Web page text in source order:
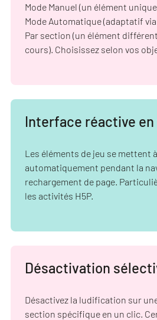
Mode Manuel (un élément
Mode Automatique (adaptatif via
Par section (un élément
cours). Choisissez selon vos
Interface réactive
Les éléments de jeu se mettent
automatiquement pendant la
rechargement de page.
les activités H5P.
Désactivation
Désactivez la ludification sur
section spécifique en un clic.